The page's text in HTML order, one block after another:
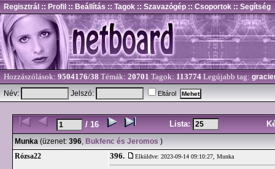
Regisztrál :: Profil :: Beállítás :: Tagok :: Szavazógép :: Csoportok :: Segítség
Hozzászólások: 9504176/38 Témák: 20701 Tagok: 113774 Legújabb tag:
Név:
Jelszó: Eltárol
/ 16 Lista:
Munka (üzenet: 396, Bukfenc és Jeromos )
Rózsa22 396. Elküldve: 2023-09-14 09:10:27, Munka